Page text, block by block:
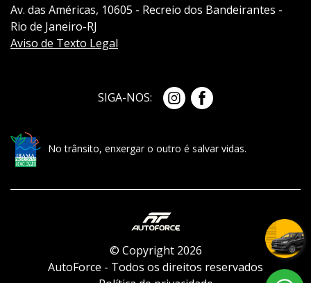
Av. das Américas, 10605 - Recreio dos Bandeirantes -
Rio de Janeiro-RJ
Aviso de Texto Legal
SIGA-NOS:
No trânsito, enxergar o outro é salvar vidas.
© Copyright 2026
AutoForce - Todos os direitos reservados